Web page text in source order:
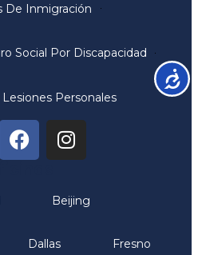
De Inmigración
Social Por Discapacidad
Personales
Beijing
Dallas Fresno